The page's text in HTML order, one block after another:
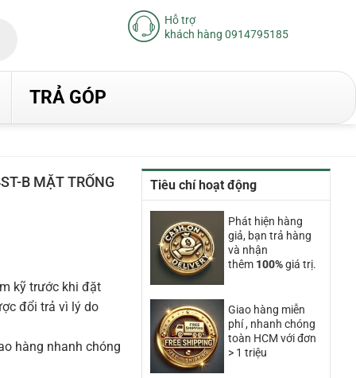
Hỗ trợ
khách hàng 0914795185
TRẢ GÓP
Tiêu chí hoạt động
Phát hiện hàng
giả, bạn trả hàng
và nhận
thêm 100%giá trị.
Giao hàng miễn
phí , nhanh chóng
toàn HCM với đơn
> 1 triệu
B MẶT TRỐNG
kỹ trước khi đặt
đổi trả vì lý do
hàng nhanh chóng